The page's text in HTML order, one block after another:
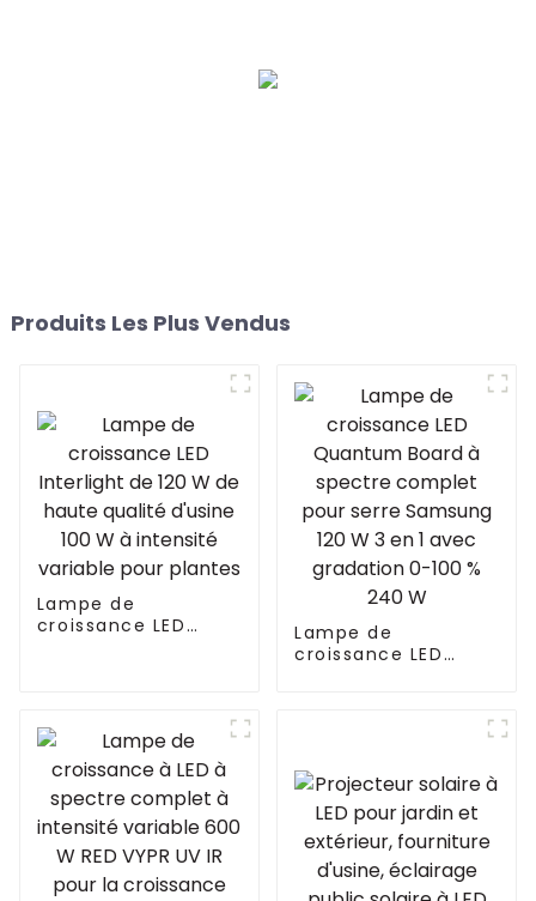
Produits Les Plus Vendus
Lampe de
croissance LED
pour plantes
Lampe de
croissance LED
pour serre Samsung
240 W